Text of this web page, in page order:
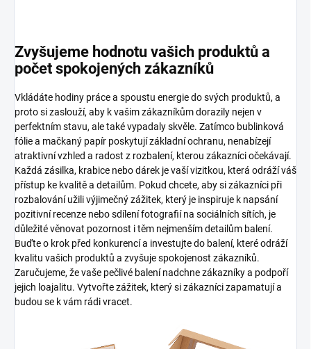
Zvyšujeme hodnotu vašich produktů a
počet spokojených zákazníků
Vkládáte hodiny práce a spoustu energie do svých produktů, a
proto si zaslouží, aby k vašim zákazníkům dorazily nejen v
perfektním stavu, ale také vypadaly skvěle. Zatímco bublinková
fólie a mačkaný papír poskytují základní ochranu, nenabízejí
atraktivní vzhled a radost z rozbalení, kterou zákazníci očekávají.
Každá zásilka, krabice nebo dárek je vaší vizitkou, která odráží váš
přístup ke kvalitě a detailům. Pokud chcete, aby si zákazníci při
rozbalování užili výjimečný zážitek, který je inspiruje k napsání
pozitivní recenze nebo sdílení fotografií na sociálních sítích, je
důležité věnovat pozornost i těm nejmenším detailům balení.
Buďte o krok před konkurencí a investujte do balení, které odráží
kvalitu vašich produktů a zvyšuje spokojenost zákazníků.
Zaručujeme, že vaše pečlivé balení nadchne zákazníky a podpoří
jejich loajalitu. Vytvořte zážitek, který si zákazníci zapamatují a
budou se k vám rádi vracet.